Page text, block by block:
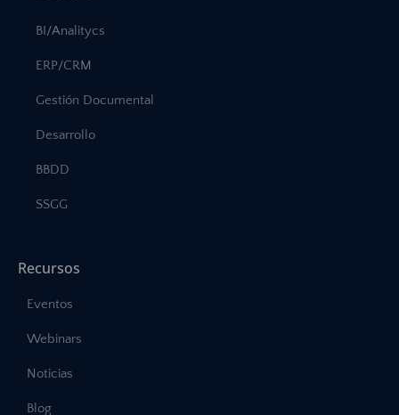
BI/Analitycs
ERP/CRM
Gestión Documental
Desarrollo
BBDD
SSGG
Recursos
Eventos
Webinars
Noticias
Blog